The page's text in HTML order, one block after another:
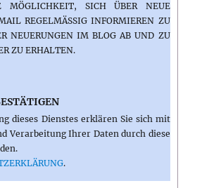
MÖGLICHKEIT, SICH ÜBER NEUE
REGELMÄSSIG INFORMIEREN ZU L
NEUERUNGEN IM BLOG AB UND ZU E
ZU ERHALTEN.
dieses Dienstes erklären Sie sich mit
Verarbeitung Ihrer Daten durch diese
.